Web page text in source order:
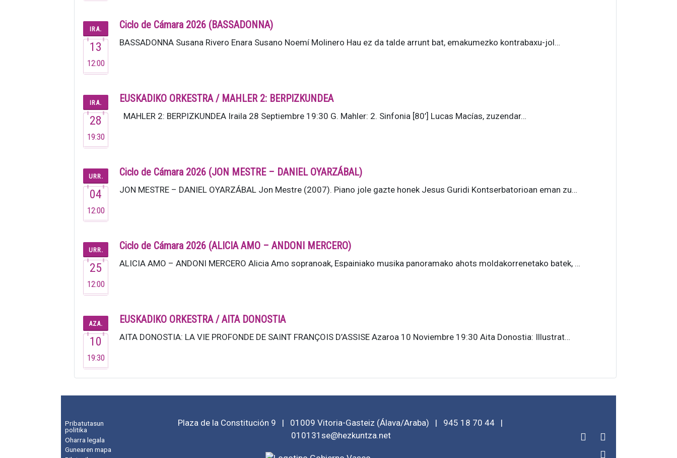
IRA.
13
12:00
Ciclo de Cámara 2026 (BASSADONNA)
BASSADONNA Susana Rivero Enara Susano Noemí Molinero Hau ez da talde arrunt bat, emakumezko kontrabaxu-jol…
IRA.
28
19:30
EUSKADIKO ORKESTRA / MAHLER 2: BERPIZKUNDEA
MAHLER 2: BERPIZKUNDEA Iraila 28 Septiembre 19:30 G. Mahler: 2. Sinfonia [80’] Lucas Macías, zuzendar…
URR.
04
12:00
Ciclo de Cámara 2026 (JON MESTRE – DANIEL OYARZÁBAL)
JON MESTRE – DANIEL OYARZÁBAL Jon Mestre (2007). Piano jole gazte honek Jesus Guridi Kontserbatorioan eman zu…
URR.
25
12:00
Ciclo de Cámara 2026 (ALICIA AMO – ANDONI MERCERO)
ALICIA AMO – ANDONI MERCERO Alicia Amo sopranoak, Espainiako musika panoramako ahots moldakorrenetako batek, …
AZA.
10
19:30
EUSKADIKO ORKESTRA / AITA DONOSTIA
AITA DONOSTIA: LA VIE PROFONDE DE SAINT FRANÇOIS D’ASSISE Azaroa 10 Noviembre 19:30 Aita Donostia: Illustrat…
Pribatutasun
politika
Oharra legala
Gunearen mapa
Plaza de la Constitución 9 | 01009 Vitoria-Gasteiz (Álava/Araba) | 945 18 70 44|
010131se@hezkuntza.net